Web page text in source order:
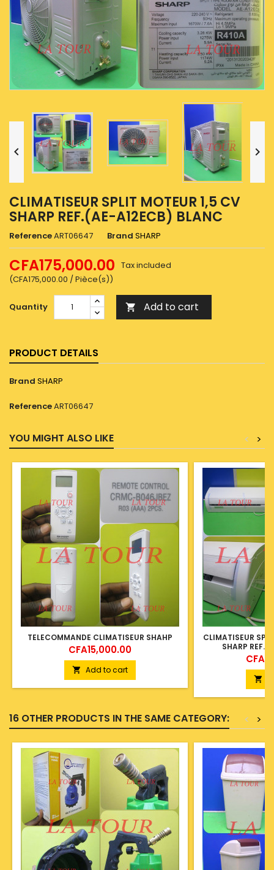
 
CLIMATISEUR SPLIT MOTEUR 1,5 CV
SHARP REF.(AE-A12ECB) BLANC
ReferenceART06647 Brand SHARP
CFA175,000.00
(CFA175,000.00 / Pièce(s))
Tax included
Quantity  Add to cart
PRODUCT DETAILS
Brand SHARP
ReferenceART06647
YOU MIGHT ALSO LIKE >
<
TELECOMMANDE CLIMATISEUR SHAHP
Price
CFA15,000.00
 Add to cart
CLIMATISEUR
SHARP
Price

16 OTHER PRODUCTS IN THE SAME CATEGORY: >
<